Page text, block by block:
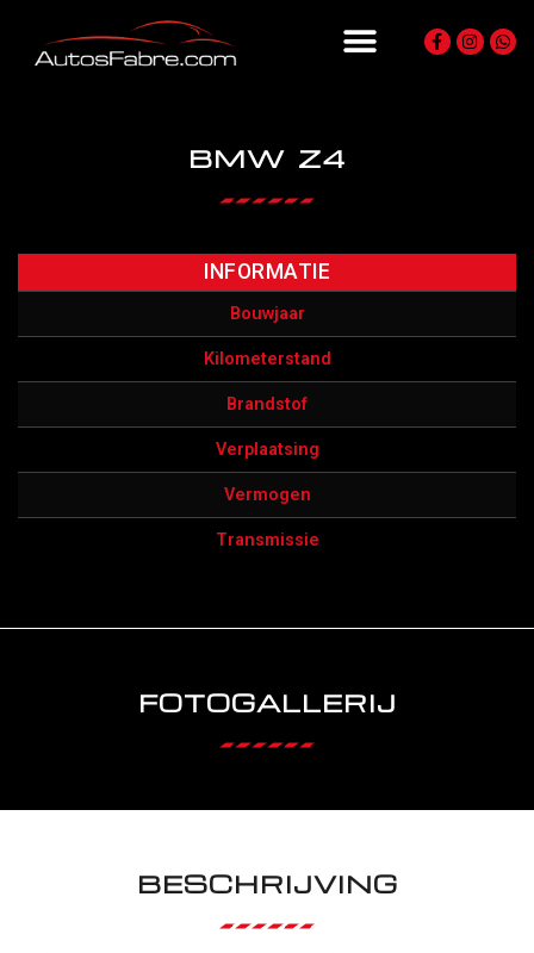
BMW Z4
INFORMATIE
Bouwjaar
Kilometerstand
Brandstof
Verplaatsing
Vermogen
Transmissie
FOTOGALLERIJ
BESCHRIJVING